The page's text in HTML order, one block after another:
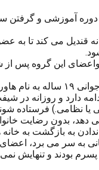
آموزشی و
می کند تا به
این گروه پس از
که به قندیل فرستاده می شوند، پس از مدتی روانه دوره
نظامی.) فرستاده
بدون رضایت
به بازگشت به
به سر می برد،
بودند و تنهایش